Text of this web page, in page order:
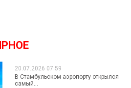
20.07.2026 07:59
В Стамбульском аэропорту открылся
самый...